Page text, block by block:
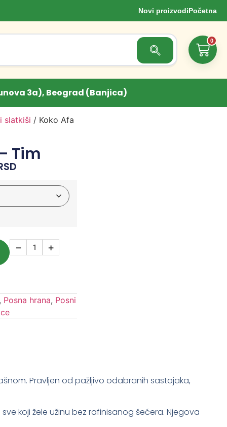
Novi proizvodiPočetna
Search Button
0
3a), Beograd (Banjica)
slatkiši / Koko Afa
Tim
− +
Posna hrana, Posni
Pravljen od pažljivo odabranih sastojaka,
koji žele užinu bez rafinisanog šećera. Njegova